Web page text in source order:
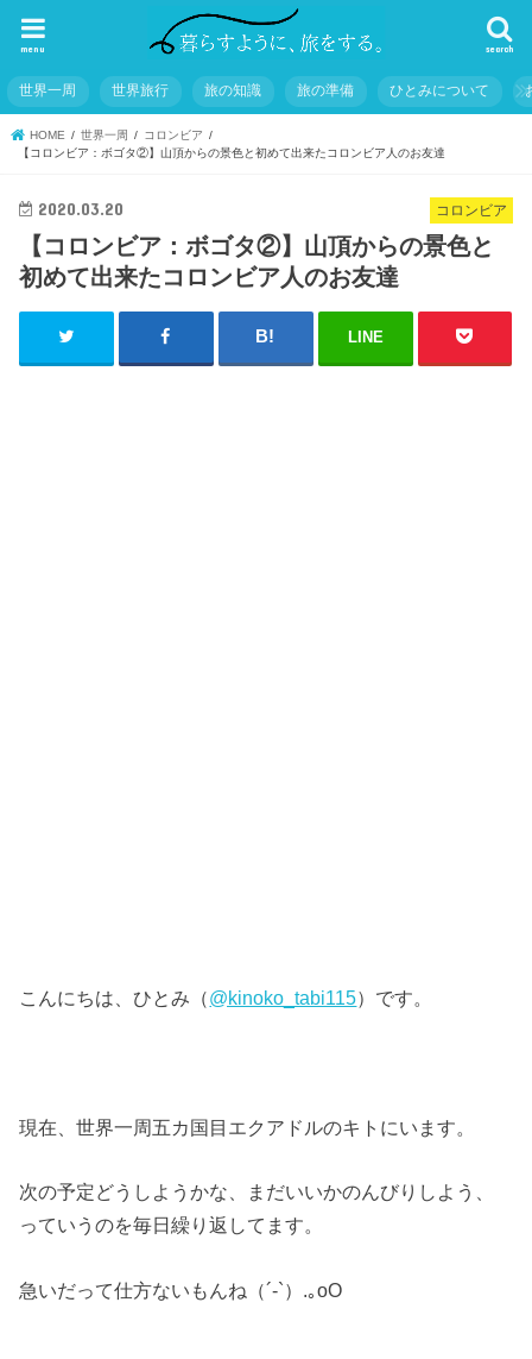
search
menu
世界一周 世界旅行 旅の知識 旅の準備 ひとみについて
HOME 世界一周
コロンビア
【コロンビア：ボゴタ②】山頂からの景色と初めて出来たコロンビア人のお友達
コロンビア
2020.03.20
【コロンビア：ボゴタ②】山頂からの景色と
初めて出来たコロンビア人のお友達
LINE
こんにちは、ひとみ（@kinoko_tabi115）です。
現在、世界一周五カ国目エクアドルのキトにいます。
次の予定どうしようかな、まだいいかのんびりしよう、
っていうのを毎日繰り返してます。
急いだって仕方ないもんね（´-`）.｡oO